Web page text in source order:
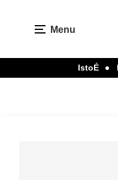
Menu
IstoÉ